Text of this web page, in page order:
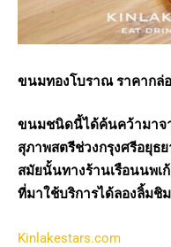
ขนมทองโบราณ ราคากล่
ขนมชนิดนี้ได้ค้นคว้ามาจ
สุภาพสตรีช่วงกรุงศรีอยุธ
สมัยนั้นทางร้านเรือนนพเ
ที่มาใช้บริการได้ลองลิ้มชิ
Kinlakestars.com